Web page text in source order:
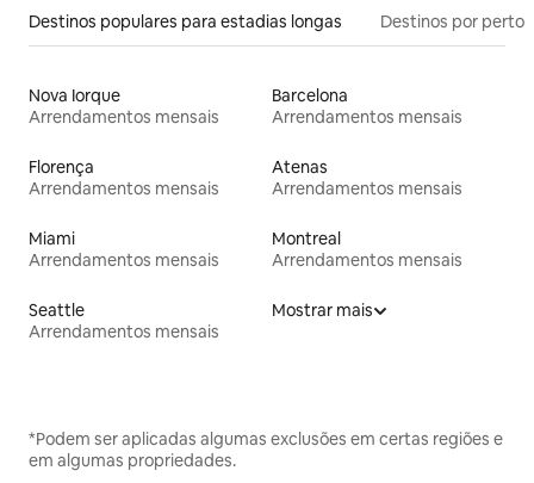
Destinos populares para estadias longas Destinos por perto
Nova Iorque
Arrendamentos mensais
Barcelona
Arrendamentos mensais
Florença
Arrendamentos mensais
Atenas
Arrendamentos mensais
Miami
Arrendamentos mensais
Montreal
Arrendamentos mensais
Seattle
Arrendamentos mensais
Mostrar mais
*Podem ser aplicadas algumas exclusões em certas regiões e
em algumas propriedades.